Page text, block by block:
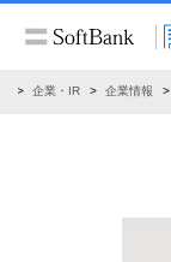
企業・IR 企業情報